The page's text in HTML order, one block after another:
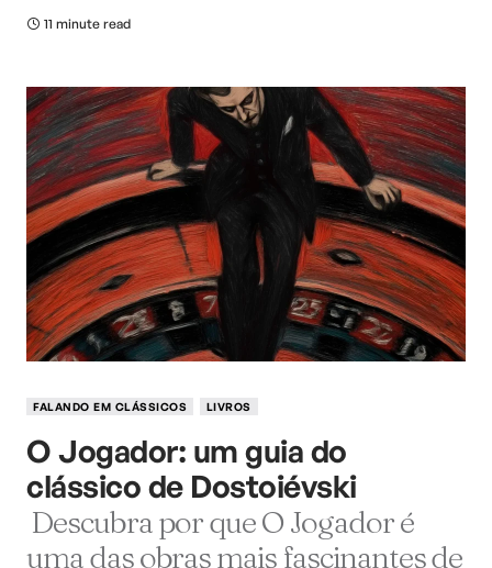
11 minute read
FALANDO EM CLÁSSICOS LIVROS
O Jogador: um guia do
clássico de Dostoiévski
Descubra por que O Jogador é
uma das obras mais fascinantes de